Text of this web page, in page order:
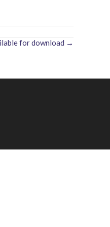
for download →